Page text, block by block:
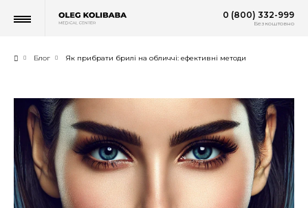
0 (800) 332-999
Безкоштовно
Блог Як прибрати брилі на обличчі: ефективні методи